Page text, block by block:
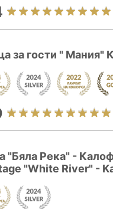
за гости " Мания"
"Бяла Река" -
"White River" -